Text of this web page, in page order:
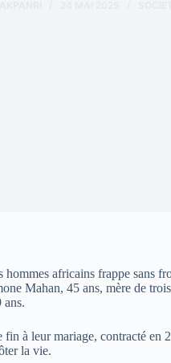
africains frappe sans
Mahan, 45 ans, mère de
à leur mariage, contracté en
la vie.